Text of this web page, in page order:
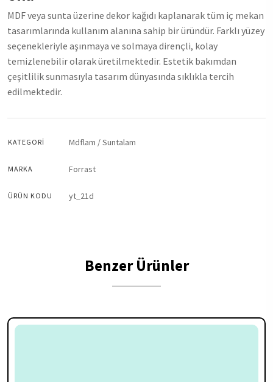
MDF veya sunta üzerine dekor kağıdı kaplanarak tüm iç mekan
tasarımlarında kullanım alanına sahip bir üründür. Farklı yüzey
seçenekleriyle aşınmaya ve solmaya dirençli, kolay
temizlenebilir olarak üretilmektedir. Estetik bakımdan
çeşitlilik sunmasıyla tasarım dünyasında sıklıkla tercih
edilmektedir.
KATEGORI Mdflam / Suntalam
MARKA Forrast
ÜRÜN KODU yt_21d
Benzer Ürünler